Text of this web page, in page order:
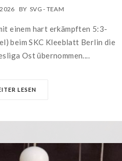
BY SVG - TEAM
einem hart erkämpften 5:3-
beim SKC Kleeblatt Berlin die
Ost übernommen....
LESEN